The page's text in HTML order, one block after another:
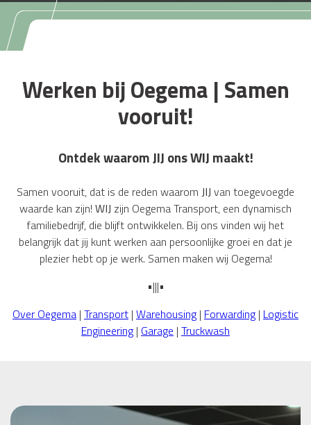
Werken bij Oegema | Samen
vooruit!
Ontdek waarom JIJ ons WIJ maakt!
Samen vooruit, dat is de reden waarom JIJ van toegevoegde
waarde kan zijn! WIJ zijn Oegema Transport, een dynamisch
familiebedrijf, die blijft ontwikkelen. Bij ons vinden wij het
belangrijk dat jij kunt werken aan persoonlijke groei en dat je
plezier hebt op je werk. Samen maken wij Oegema!
•|||•
Over Oegema | Transport | Warehousing| Forwarding| Logistic
Engineering| Garage | Truckwash